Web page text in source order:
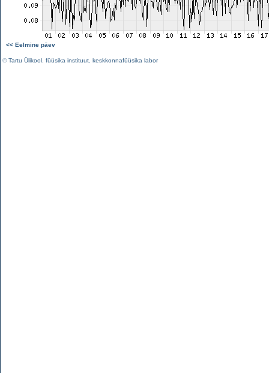
<< Eelmine päev
©Tartu Ülikool füüsika instituut keskkonnafüüsika labor